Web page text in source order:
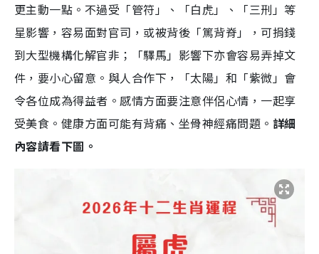
更主動一點。不過受「管符」、「白虎」、「三刑」等
星影響，容易面對官司，或被背後「篤背脊」，可捐錢
到大型機構化解官非；「驛馬」影響下亦會容易弄掉文
件，要小心留意。與人合作下，「太陽」和「紫微」會
令各位成為得益者。感情方面要注意伴侶心情，一起享
受美食。健康方面可能有背痛、坐骨神經痛問題。 詳細
內容請看下圖。